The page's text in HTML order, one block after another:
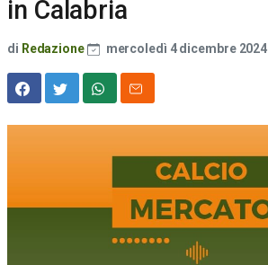
in Calabria
di Redazione mercoledì 4 dicembre 2024